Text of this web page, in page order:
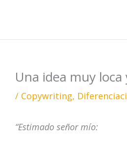
Una idea muy
/ Copywriting,
“Estimado señor mío: